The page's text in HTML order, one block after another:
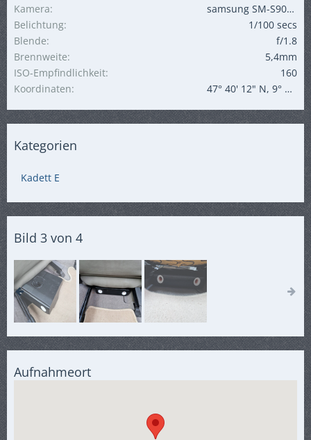
Kamera
samsung SM-S901B
Belichtung
1/100 secs
Blende
f/1.8
Brennweite
5,4mm
ISO-Empfindlichkeit
160
Koordinaten
47° 40' 12" N, 9° 10' 48" O
Kategorien
Kadett E
Bild 3 von 4
Aufnahmeort